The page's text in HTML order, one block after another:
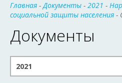
Главная -Документы - 2021 -
социальной защиты населения -
Документы
2021